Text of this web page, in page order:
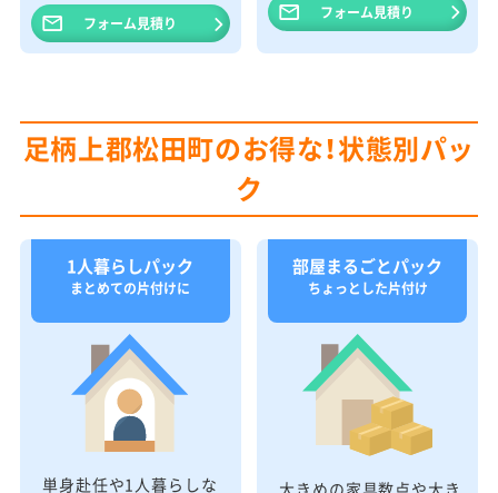
フォーム見積り
フォーム見積り
足柄上郡松田町のお得な！状態別パッ
ク
1人暮らしパック
まとめての片付けに
単身赴任や1人暮らしな
部屋まるごとパック
ちょっとした片付け
大きめの家具数点や大き